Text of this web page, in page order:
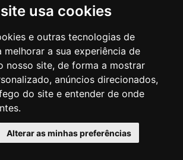
usa cookies
e outras tecnologias de
melhorar a sua experiência de
nosso site, de forma a mostrar
anúncios direcionados,
do site e entender de onde
Alterar as minhas preferências
DE EDUCAÇÃO
313 - Macedo - Guarulhos/SP CEP 07113-040
Atendimento: *55 11 2475-7300